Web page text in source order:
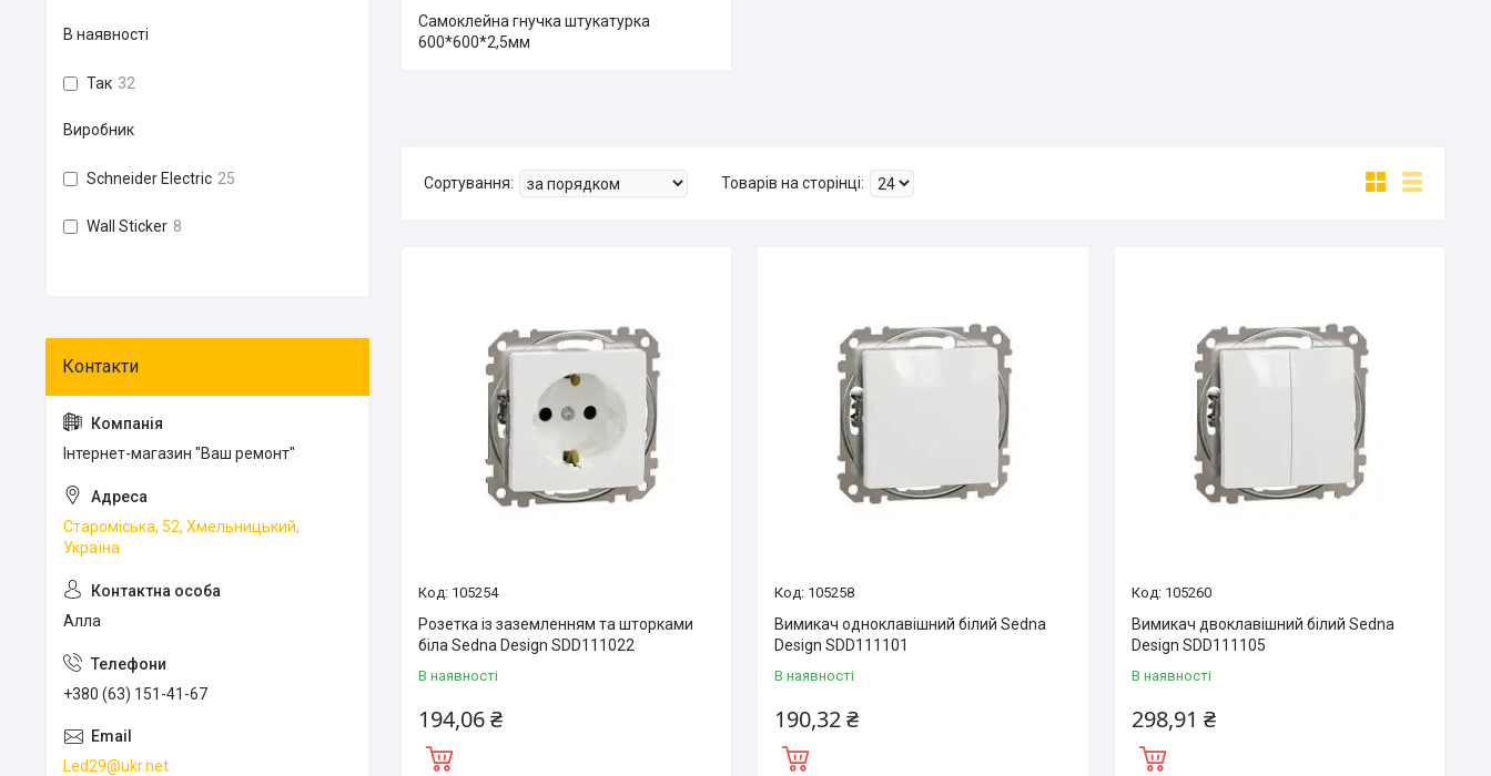
Самоклейна гнучка штукатурка
600*600*2,5мм
105254
Розетка із заземленням та шторками
біла Sedna Design SDD111022
В наявності
194,06 ₴
105258
Вимикач одноклавішний білий Sedna
Design SDD111101
В наявності
190,32 ₴
105260
Вимикач двоклавішний білий Sedna
Design SDD111105
В наявності
298,91 ₴
В наявності
Так 32
Виробник
Schneider Electric 25
Wall Sticker 8
Інтернет-магазин "Ваш ремонт"
Староміська, 52, Хмельницький,
Україна
Алла
+380 (63) 151-41-67
Led29@ukr.net